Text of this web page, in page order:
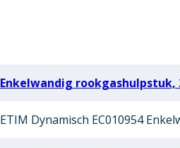
Enkelwandig rookgashulpstuk,
ETIM Dynamisch EC010954